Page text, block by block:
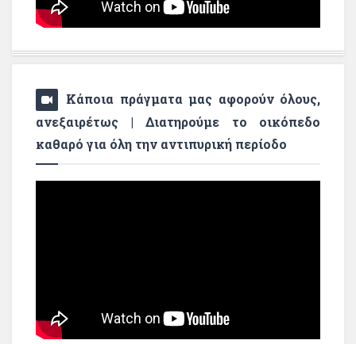
Κάποια πράγματα μας αφορούν όλους,
ανεξαιρέτως | Διατηρούμε το οικόπεδο
καθαρό για όλη την αντιπυρική περίοδο